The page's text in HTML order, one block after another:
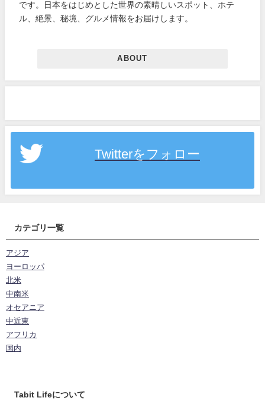
です。日本をはじめとした世界の素晴しいスポット、ホテ
ル、絶景、秘境、グルメ情報をお届けします。
ABOUT
Twitterをフォロー
カテゴリ一覧
アジア
ヨーロッパ
北米
中南米
オセアニア
中近東
アフリカ
国内
Tabit Lifeについて